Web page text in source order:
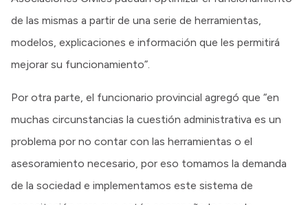
de las mismas a partir de una serie de herramientas,
modelos, explicaciones e información que les permitirá
mejorar su funcionamiento”.
Por otra parte, el funcionario provincial agregó que “en
muchas circunstancias la cuestión administrativa es un
problema por no contar con las herramientas o el
asesoramiento necesario, por eso tomamos la demanda
de la sociedad e implementamos este sistema de